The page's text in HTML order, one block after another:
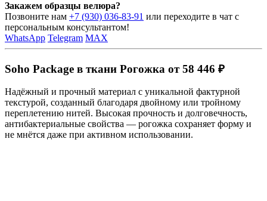
Закажем образцы велюра?
Позвоните нам +7 (930) 036-83-91 или переходите в чат с
персональным консультантом!
WhatsApp Telegram MAX
Soho Package в ткани Рогожка от 58 446 ₽
Надёжный и прочный материал с уникальной фактурной
текстурой, созданный благодаря двойному или тройному
переплетению нитей. Высокая прочность и долговечность,
антибактериальные свойства — рогожка сохраняет форму и
не мнётся даже при активном использовании.